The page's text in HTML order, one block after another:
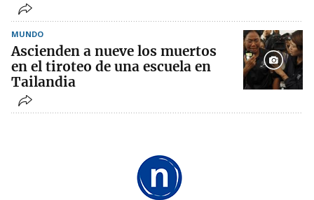
MUNDO
Ascienden a nueve los muertos
en el tiroteo de una escuela en
Tailandia